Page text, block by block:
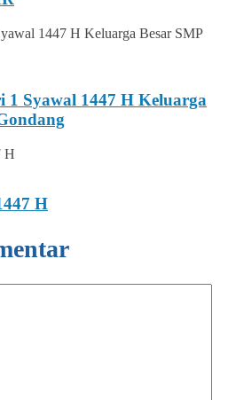
Syawal 1447 H Keluarga
H